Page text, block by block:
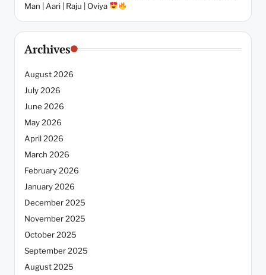
Man | Aari | Raju | Oviya
Archives
August 2026
July 2026
June 2026
May 2026
April 2026
March 2026
February 2026
January 2026
December 2025
November 2025
October 2025
September 2025
August 2025